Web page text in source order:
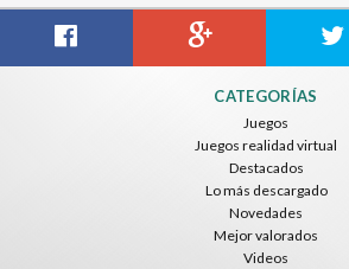
CATEGORÍAS
Juegos
Juegos realidad virtual
Destacados
Lo más descargado
Novedades
Mejor valorados
Videos